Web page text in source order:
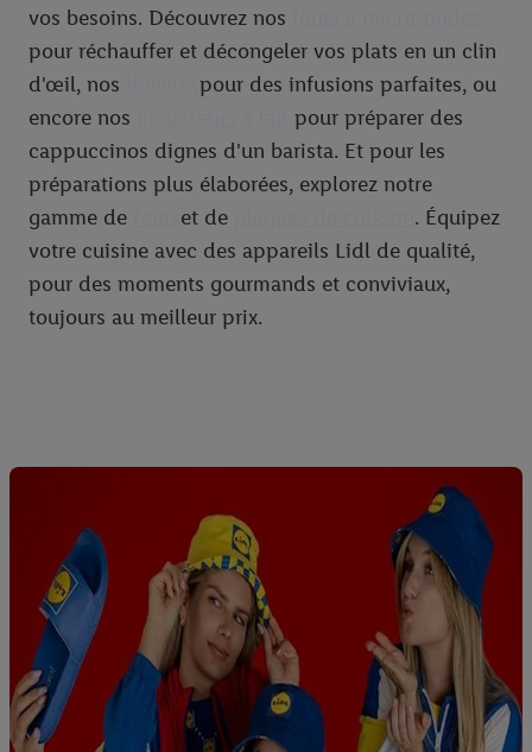
vos besoins. Découvrez nos
pour réchauffer et décongeler vos plats en un clin
d'œil, nos
pour des infusions parfaites, ou
encore nos
pour préparer des
cappuccinos dignes d'un barista. Et pour les
préparations plus élaborées, explorez notre
gamme de
et de
. Équipez
votre cuisine avec des appareils Lidl de qualité,
pour des moments gourmands et conviviaux,
toujours au meilleur prix.